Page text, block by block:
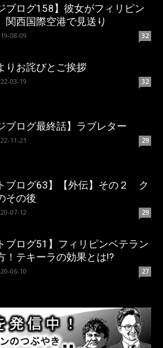
ブログ158】彼女がフィリピン
関西国際空港で見送り
08-09 32
りお詫びとご挨拶
03-19 32
ブログ最終話】ラブレター
11-21 29
ブログ63】【外伝】その２ ク
その後
07-12 29
ブログ51】フィリピンベテラン
！テキーラの効果とは!?
06-10 27